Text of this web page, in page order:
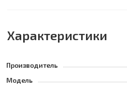
Характеристики
Производитель
Модель